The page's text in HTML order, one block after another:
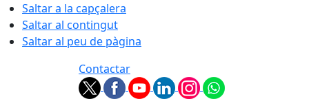
Saltar a la capçalera
Saltar al contingut
Saltar al peu de pàgina
Contactar